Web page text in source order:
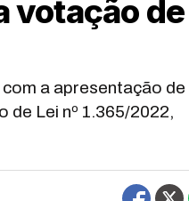
votação de
a apresentação de
de Lei nº 1.365/2022,